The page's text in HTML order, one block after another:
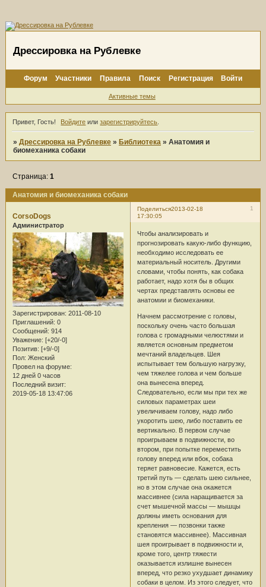
Дрессировка на Рублевке
Форум Участники Правила Поиск Регистрация Войти
Активные темы
Привет, Гость! Войдите илизарегистрируйтесь
»Дрессировка на Рублевке » Библиотека »Анатомия и
биомеханика собаки
Анатомия и биомеханика собаки
Страница:1
Поделиться 1
2013-02-18
17:30:05
CorsoDogs
Администратор
Зарегистрирован: 2011-08-10
Приглашений: 0
Сообщений: 914
Уважение: [+20/-0]
Позитив: [+9/-0]
Пол: Женский
Провел на форуме:
12 дней 0 часов
Последний визит:
2019-05-18 13:47:06
Чтобы анализировать и
прогнозировать какую-либо функцию,
необходимо исследовать ее
материальный носитель. Другими
словами, чтобы понять, как собака
работает, надо хотя бы в общих
чертах представлять основы ее
анатомии и биомеханики.
Начнем рассмотрение с головы,
поскольку очень часто большая
голова с громадными челюстями и
является основным предметом
мечтаний владельцев. Шея
испытывает тем большую нагрузку,
чем тяжелее голова и чем больше
она вынесена вперед.
Следовательно, если мы при тех же
силовых параметрах шеи
увеличиваем голову, надо либо
укоротить шею, либо поставить ее
вертикально. В первом случае
проигрываем в подвижности, во
втором, при попытке переместить
голову вперед или вбок, собака
теряет равновесие. Кажется, есть
третий путь — сделать шею сильнее,
но в этом случае она окажется
массивнее (сила наращивается за
счет мышечной массы — мышцы
должны иметь основания для
крепления — позвонки также
становятся массивнее). Массивная
шея проигрывает в подвижности и,
кроме того, центр тяжести
оказывается излишне вынесен
вперед, что резко ухудшает динамику
собаки в целом. Из этого следует, что